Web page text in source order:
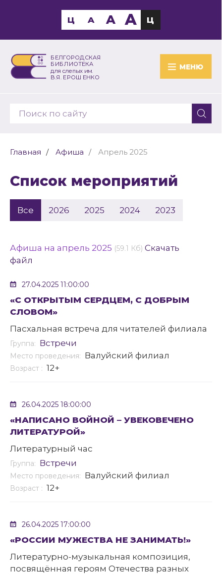
БЕЛГОРОДСКАЯ
БИБЛИОТЕКА
для слепых им.
В.Я. ЕРОШЕНКО
МЕНЮ
Ц A A A Ц
Главная Афиша Апрель 2025
Список мероприятий
Все 2026 2025 2024 2023
Афиша на апрель 2025 (59.1 Кб) Скачать
файл
27.04.2025 11:00:00
«С ОТКРЫТЫМ СЕРДЦЕМ, С ДОБРЫМ
СЛОВОМ»
Пасхальная встреча для читателей филиала
Группа: Встречи
Место проведения: Валуйский филиал
Возраст : 12+
26.04.2025 18:00:00
«НАПИСАНО ВОЙНОЙ – УВЕКОВЕЧЕНО
ЛИТЕРАТУРОЙ»
Литературный час
Группа: Встречи
Место проведения: Валуйский филиал
Возраст : 12+
26.04.2025 17:00:00
«РОССИИ МУЖЕСТВА НЕ ЗАНИМАТЬ!»
Литературно-музыкальная композиция,
посвящённая героям Отечества разных